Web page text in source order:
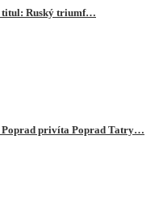
titul: Ruský triumf…
Poprad privíta Poprad Tatry…